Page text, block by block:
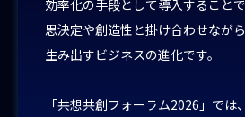
効率化の手段として導入すること
思決定や創造性と掛け合わせなが
生み出すビジネスの進化です。
「共想共創フォーラム2026」では